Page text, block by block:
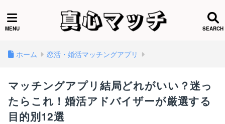
ホーム 恋活・婚活マッチングアプリ
マッチングアプリ結局どれがいい？迷っ
たらこれ！婚活アドバイザーが厳選する
目的別12選